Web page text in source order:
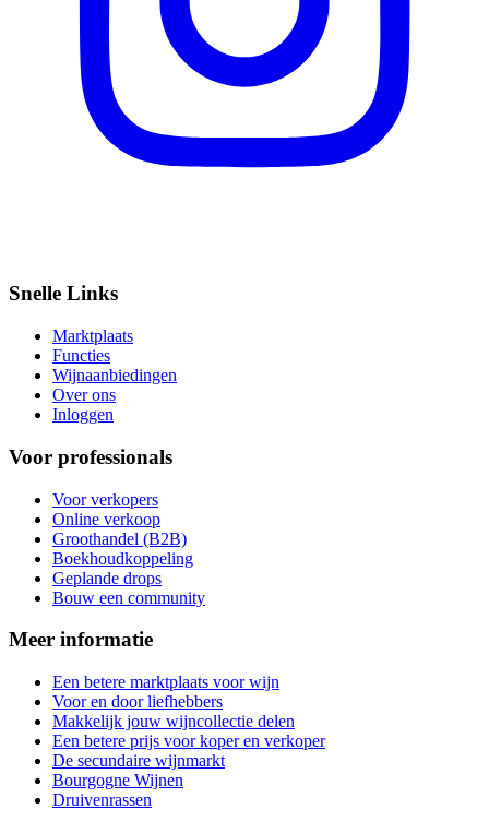
Snelle Links
Marktplaats
Functies
Wijnaanbiedingen
Over ons
Inloggen
Voor professionals
Voor verkopers
Online verkoop
Groothandel (B2B)
Boekhoudkoppeling
Geplande drops
Bouw een community
Meer informatie
Een betere marktplaats voor wijn
Voor en door liefhebbers
Makkelijk jouw wijncollectie delen
Een betere prijs voor koper en verkoper
De secundaire wijnmarkt
Bourgogne Wijnen
Druivenrassen